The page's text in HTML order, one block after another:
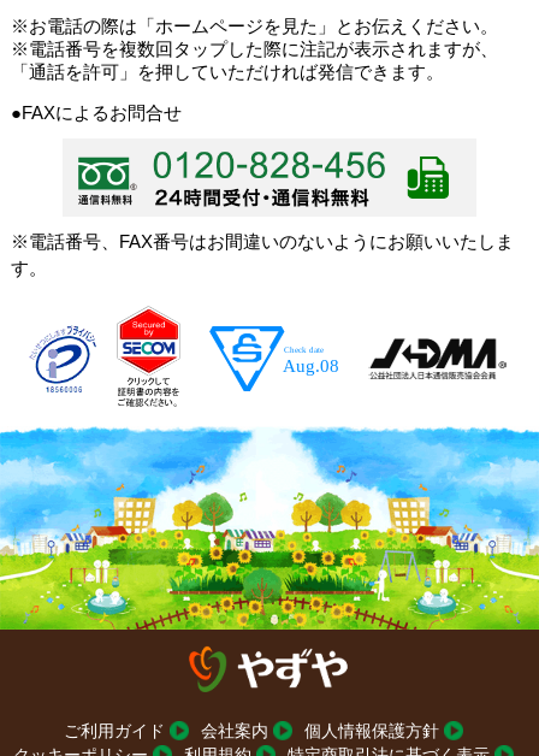
※お電話の際は「ホームページを見た」とお伝えください。
※電話番号を複数回タップした際に注記が表示されますが、
「通話を許可」を押していただければ発信できます。
●FAXによるお問合せ
※電話番号、FAX番号はお間違いのないようにお願いいたしま
す。
ご利用ガイド 会社案内
個人情報保護方針